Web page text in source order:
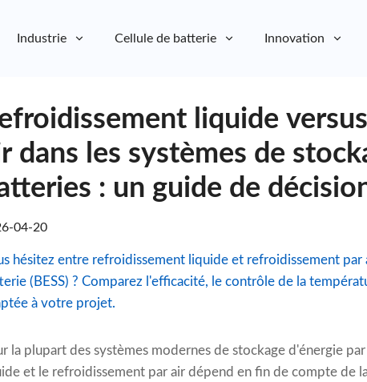
Industrie Cellule de batterie Innovation
liquide
dans les systèmes de
: un guide de
04-20
hésitez entre refroidissement liquide et refroidissement
(BESS) ? Comparez l'efficacité, le contrôle de la
à votre projet.
la plupart des systèmes modernes de stockage d'énergie
et le refroidissement par air dépend en fin de compte de